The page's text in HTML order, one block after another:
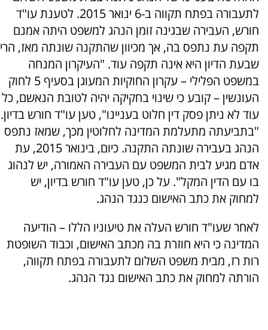
לתעבורה בפתח תקווה ב-6 ינואר 2015. לטענת עו"ד
חורש, העבירה שבגינה זומן הנהג למשפט היתה אמנם
תקפה עת נתפס בה, אך מכיוון שהתקנה שונתה מאז, הרי
שבעת הדיון היא אינה תקפה עוד. "העיקרון המנחה
במשפט הפלילי – עקרון החוקיות המעוגן בסעיף 5 לחוק
העונשין – קובע כי שינוי בחקיקה יהיה לטובת הנאשם, כל
עוד לא ניתן פסק דין חלוט בעניינו", טען עו"ד חורש בדיון.
"בתביעתה מתעלמת המדינה לחלוטין מכך, שמאז נתפס
הנהג בעבירה שונתה התקנה. כיום, בינואר 2015, עת
אדם מגיע לבית המשפט עם העבירה האמורה, יש לנהוג
בו עם הדין המקל". על כן, טען עו"ד חורש בדיון, יש
למחוק את כתב האישום כנגד הנהג.
לאחר שעו"ד חורש העלה את טיעוניו הללו – הודיעה
המדינה כי היא חוזרת בה מכתב האישום, וכבוד השופטת
רות רז, מבית משפט השלום לתעבורה בפתח תקווה,
הורתה למחוק את כתב האישום נגד הנהג.